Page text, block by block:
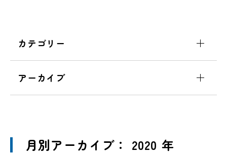
月別アーカイブ： 2020 年
カテゴリー
アーカイブ